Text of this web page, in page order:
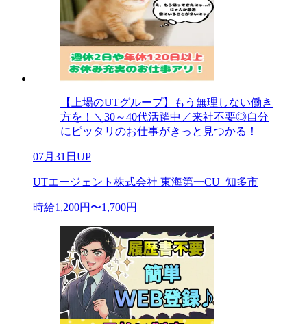
【上場のUTグループ】もう無理しない働き
方を！＼30～40代活躍中／来社不要◎自分
にピッタリのお仕事がきっと見つかる！
07月31日UP
UTエージェント株式会社 東海第一CU_知多市
時給1,200円〜1,700円